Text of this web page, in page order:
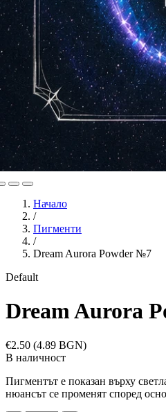
Начало
/
Пигменти
/
Dream Aurora Powder №7
Default
Dream Aurora
€2.50 (4.89 BGN)
В наличност
Пигментът е показан върху
нюансът се променят според